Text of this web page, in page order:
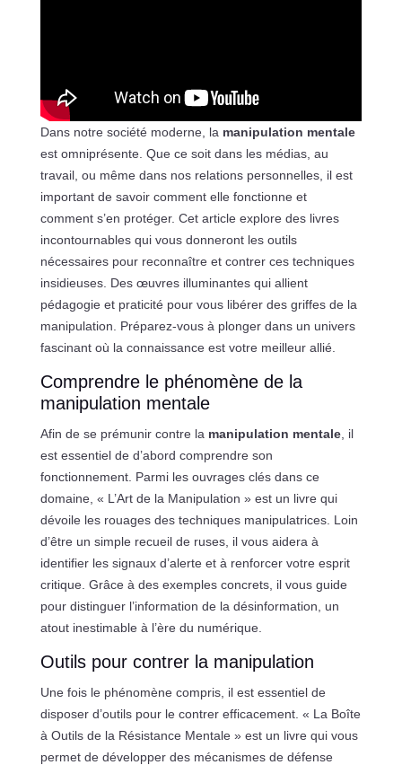
Dans notre société moderne, la manipulation mentale
est omniprésente. Que ce soit dans les médias, au
travail, ou même dans nos relations personnelles, il est
important de savoir comment elle fonctionne et
comment s’en protéger. Cet article explore des livres
incontournables qui vous donneront les outils
nécessaires pour reconnaître et contrer ces techniques
insidieuses. Des œuvres illuminantes qui allient
pédagogie et praticité pour vous libérer des griffes de la
manipulation. Préparez-vous à plonger dans un univers
fascinant où la connaissance est votre meilleur allié.
Comprendre le phénomène de la
manipulation mentale
Afin de se prémunir contre la manipulation mentale, il
est essentiel de d’abord comprendre son
fonctionnement. Parmi les ouvrages clés dans ce
domaine, « L’Art de la Manipulation » est un livre qui
dévoile les rouages des techniques manipulatrices. Loin
d’être un simple recueil de ruses, il vous aidera à
identifier les signaux d’alerte et à renforcer votre esprit
critique. Grâce à des exemples concrets, il vous guide
pour distinguer l’information de la désinformation, un
atout inestimable à l’ère du numérique.
Outils pour contrer la manipulation
Une fois le phénomène compris, il est essentiel de
disposer d’outils pour le contrer efficacement. « La Boîte
à Outils de la Résistance Mentale » est un livre qui vous
permet de développer des mécanismes de défense